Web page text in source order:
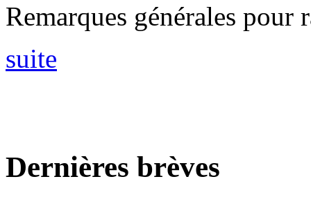
Remarques générales pour
suite
Dernières brèves